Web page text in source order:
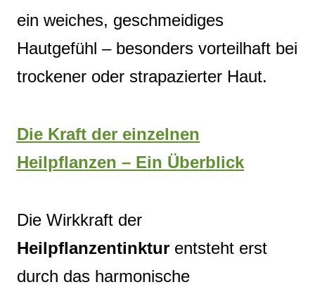
ein weiches, geschmeidiges
Hautgefühl – besonders vorteilhaft bei
trockener oder strapazierter Haut.
Die Kraft der einzelnen
Heilpflanzen – Ein Überblick
Die Wirkkraft der
Heilpflanzentinkturentsteht erst
durch das harmonische